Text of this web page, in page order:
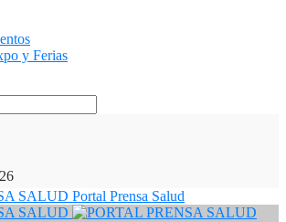
y Ferias
Portal Prensa Salud